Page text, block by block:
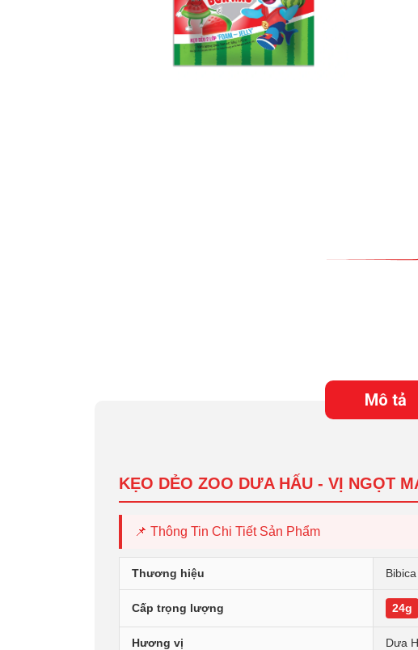
Mô tả
KẸO DẺO ZOO DƯA HẤU - VỊ NGỌT
📌 Thông Tin Chi Tiết Sản Phẩm
Thương hiệu Bibica
Cấp trọng lượng 24g
Hương vị Dưa